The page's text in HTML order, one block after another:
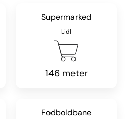
Supermarked
Lidl
146 meter
Fodboldbane